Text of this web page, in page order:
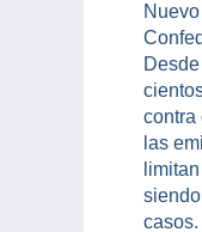
contra
las